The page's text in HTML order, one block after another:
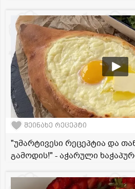
შეინახე რეცეპტი
"უმარტივესი რეცეპტია და
გამოდის!" - აჭარული